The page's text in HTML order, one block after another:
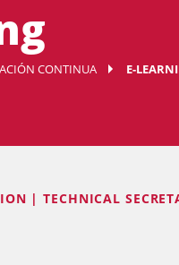
CONTINUA E-
| TECHNICAL